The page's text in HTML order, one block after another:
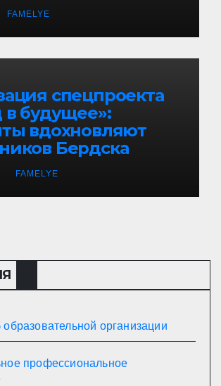
FAMELYE
спецпроекта
в будущее»:
вдохновляют
Бердска
FAMELYE
организации
профессиональное